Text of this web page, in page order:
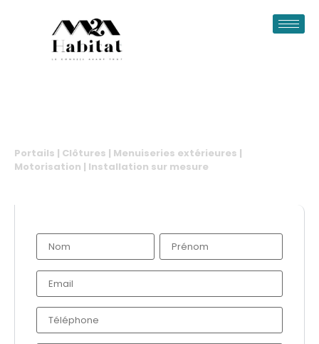
Portails | Clôtures | Menuiseries extérieures |
Motorisation | Installation sur mesure